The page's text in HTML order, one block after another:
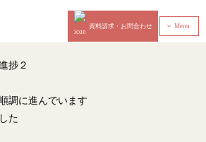
資料請求・お問合わせ ‹ Menu
捗２
調に進んでいます
た